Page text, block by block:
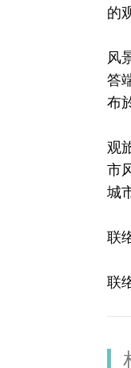
的
风
答
布
观
市
城
联
联